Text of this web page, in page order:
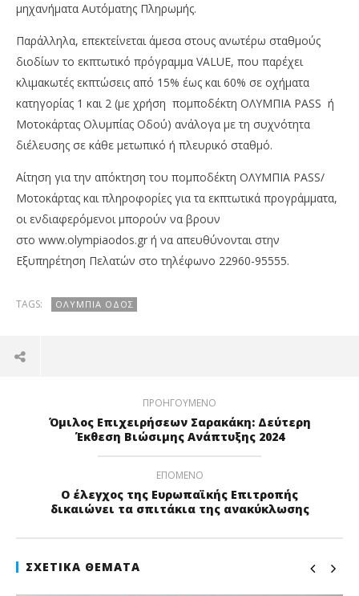
μηχανήματα Αυτόματης Πληρωμής.
Παράλληλα, επεκτείνεται άμεσα στους ανωτέρω σταθμούς
διοδίων το εκπτωτικό πρόγραμμα VALUE, που παρέχει
κλιμακωτές εκπτώσεις από 15% έως και 60% σε οχήματα
κατηγορίας 1 και 2 (με χρήση πομποδέκτη OΛΥΜΠΙΑ PASS ή
Μοτοκάρτας Ολυμπίας Οδού) ανάλογα με τη συχνότητα
διέλευσης σε κάθε μετωπικό ή πλευρικό σταθμό.
Αίτηση για την απόκτηση του πομποδέκτη ΟΛΥΜΠΙΑ PASS/
Μοτοκάρτας και πληροφορίες για τα εκπτωτικά προγράμματα,
οι ενδιαφερόμενοι μπορούν να βρουν
στο www.olympiaodos.gr ή να απευθύνονται στην
Εξυπηρέτηση Πελατών στο τηλέφωνο 22960-95555.
TAGS: ΟΛΥΜΠΊΑ ΟΔΌΣ
ΠΡΟΗΓΟΎΜΕΝΟ
Όμιλος Επιχειρήσεων Σαρακάκη: Δεύτερη
Έκθεση Βιώσιμης Ανάπτυξης 2024
ΕΠΌΜΕΝΟ
Ο έλεγχος της Ευρωπαϊκής Επιτροπής
δικαιώνει τα σπιτάκια της ανακύκλωσης
ΣΧΕΤΙΚΆ ΘΈΜΑΤΑ